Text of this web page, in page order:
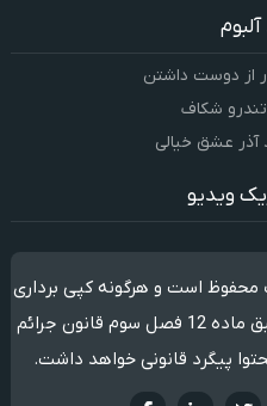
آلبوم
از دوست داشتن
تندرو شکاف
آذر عشق خیالی
ویدیو
است و هرگونه کپی برداری
بدون ذکر منبع ممنوع می باشد. طبق ماده 12 فصل سوم قانون جرائم
پیگرد قانونی خواهد داشت.